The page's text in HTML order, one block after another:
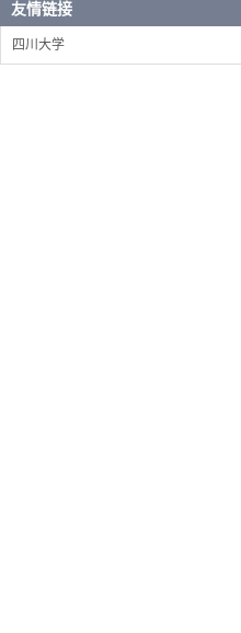
友情链接
四川大学